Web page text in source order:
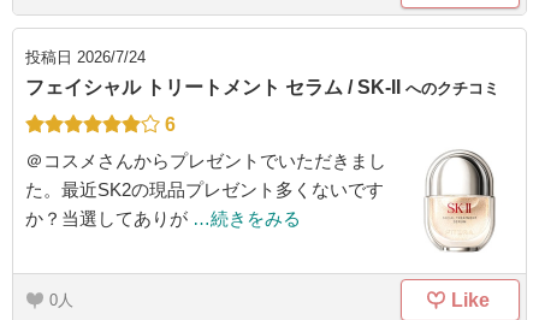
投稿日 2026/7/24
フェイシャル トリートメント セラム / SK-II へのクチコミ
6
＠コスメさんからプレゼントでいただきまし
た。最近SK2の現品プレゼント多くないです
か？当選してありが …続きをみる
0 Like